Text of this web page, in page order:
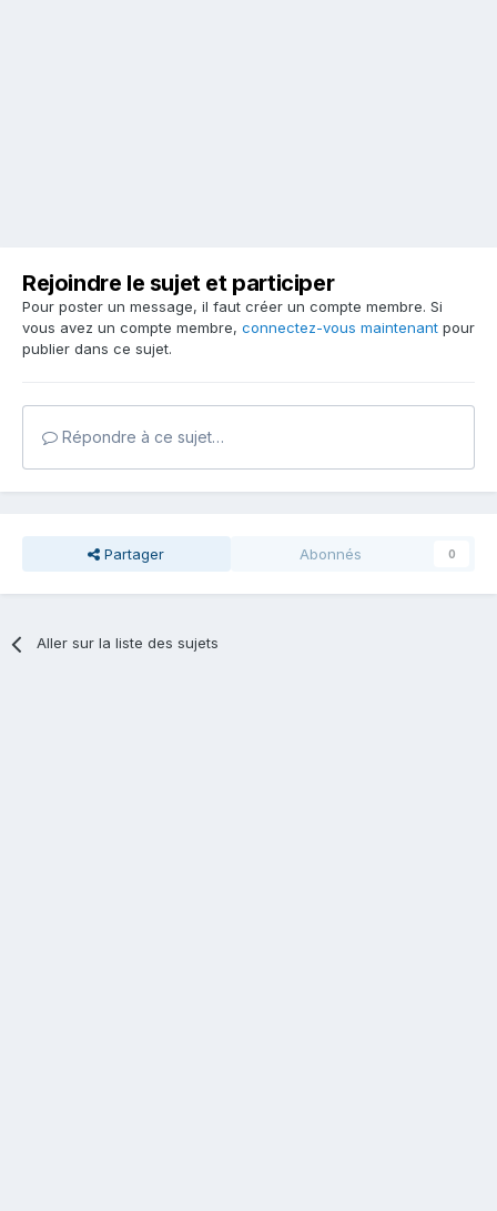
Rejoindre le sujet et participer
Pour poster un message, il faut créer un compte membre. Si
vous avez un compte membre, connectez-vous maintenant pour
publier dans ce sujet.
Répondre à ce sujet…
Partager Abonnés 0
Aller sur la liste des sujets